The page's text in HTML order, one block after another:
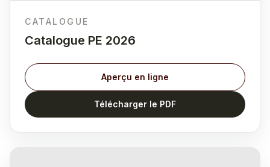
CATALOGUE
Catalogue PE 2026
Aperçu en ligne
Télécharger le PDF